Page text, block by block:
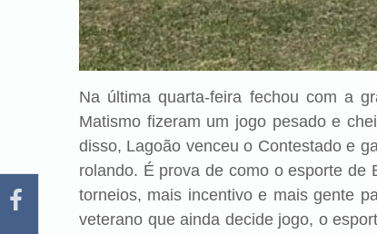
Na última quarta-feira fechou com a
Matismo fizeram um jogo pesado e
disso, Lagoão venceu o Contestado e
rolando. É prova de como o esporte de
torneios, mais incentivo e mais gente
veterano que ainda decide jogo, o